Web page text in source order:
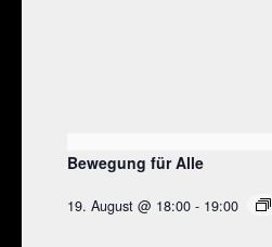
Bewegung für Alle
19. August @ 18:00 - 19:00